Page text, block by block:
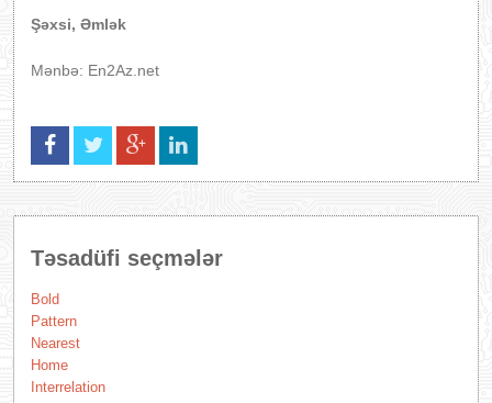
Şəxsi, Əmlək
Mənbə: En2Az.net
Təsadüfi seçmələr
Bold
Pattern
Nearest
Home
Interrelation